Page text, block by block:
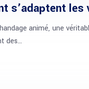
s’adaptent les
animé, une
des…